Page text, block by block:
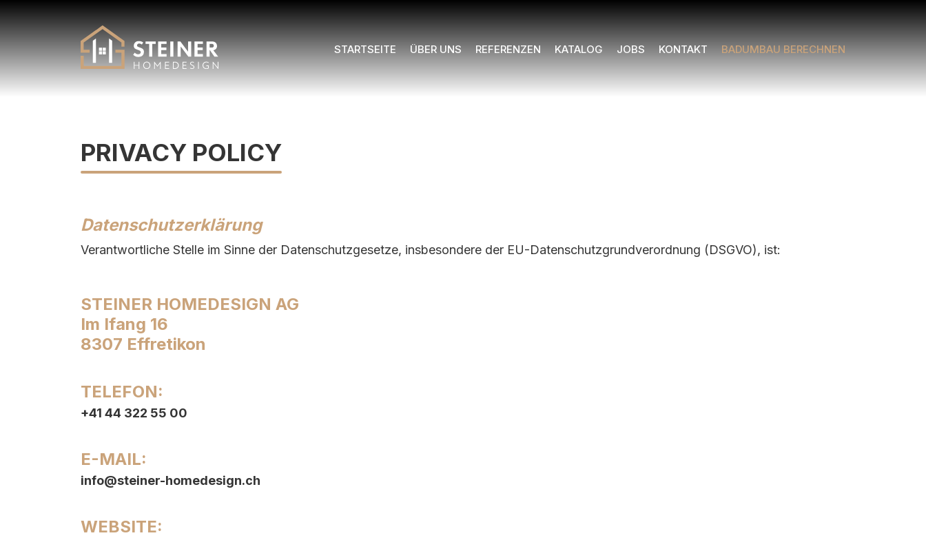
STARTSEITE ÜBER UNS REFERENZEN KATALOG JOBS KONTAKT BADUMBAU BERECHNEN
PRIVACY POLICY
Datenschutzerklärung
Verantwortliche Stelle im Sinne der Datenschutzgesetze, insbesondere der EU-Datenschutzgrundverordnung (DSGVO), ist:
STEINER HOMEDESIGN AG
Im Ifang 16
8307 Effretikon
TELEFON:
+41 44 322 55 00
E-MAIL:
info@steiner-homedesign.ch
WEBSITE: